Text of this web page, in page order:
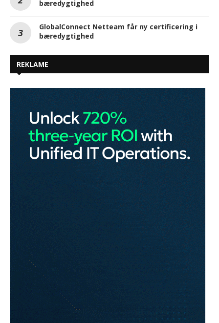
bæredygtighed
GlobalConnect Netteam får ny certificering i
bæredygtighed
REKLAME